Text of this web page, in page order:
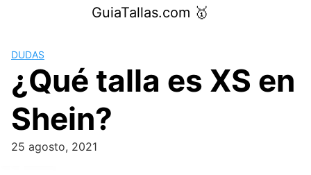
GuiaTallas.com 🥇
DUDAS
¿Qué talla es XS en
Shein?
25 agosto, 2021